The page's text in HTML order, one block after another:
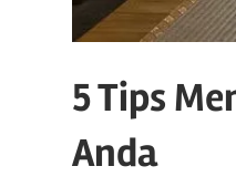
5 Tips
Anda